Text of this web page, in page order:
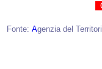
Fonte: Agenzia del